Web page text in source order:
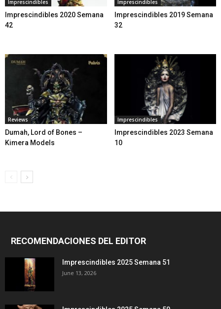
Imprescindibles
Imprescindibles 2020 Semana
42
Imprescindibles
Imprescindibles 2019 Semana
32
Reviews
Dumah, Lord of Bones –
Kimera Models
Imprescindibles
Imprescindibles 2023 Semana
10
RECOMENDACIONES DEL EDITOR
Imprescindibles 2025 Semana 51
June 13, 2026